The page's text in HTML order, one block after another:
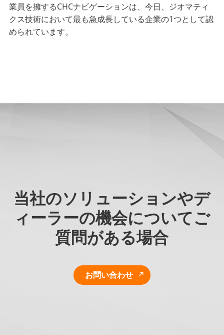
業員を擁するCHCナビゲーションは、今日、ジオマティ
クス技術において最も急成長している企業の1つとして認
められています。
当社のソリューションやデ
ィーラーの機会についてご
質問がある場合
お問い合わせ